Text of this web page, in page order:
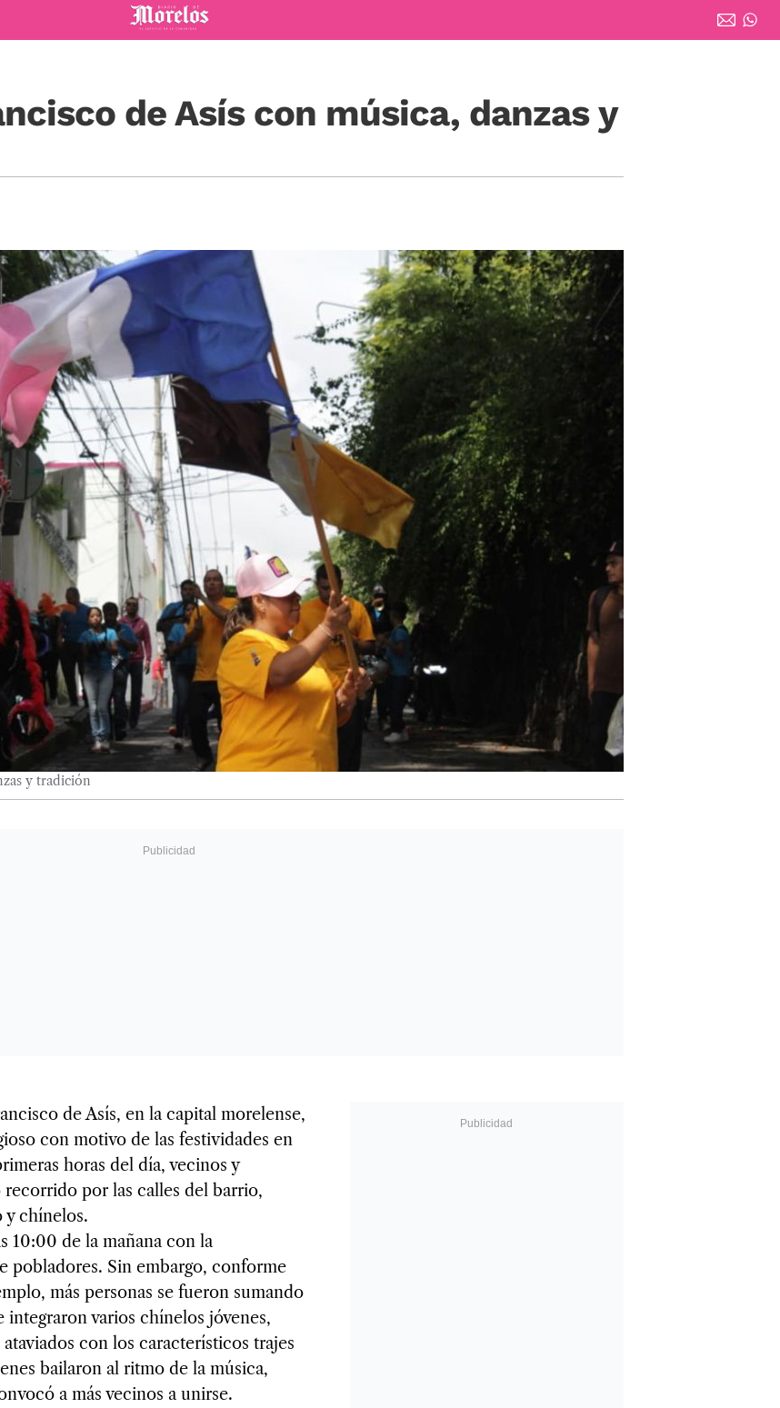
Diario de Morelos
de Asís con música, danzas y
y tradición
de Asís, en la capital morelense,
con motivo de las festividades en
horas del día, vecinos y
por las calles del barrio,
y chínelos.
10:00 de la mañana con la
pobladores. Sin embargo, conforme
más personas se fueron sumando
varios chínelos jóvenes,
con los característicos trajes
bailaron al ritmo de la música,
a más vecinos a unirse.